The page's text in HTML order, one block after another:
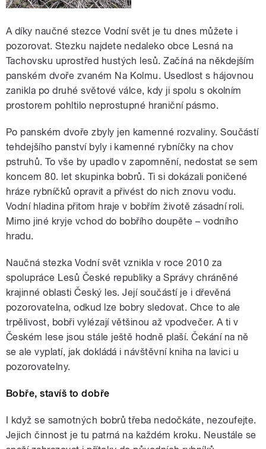
A díky naučné stezce Vodní svět je tu dnes můžete i
pozorovat. Stezku najdete nedaleko obce Lesná na
Tachovsku uprostřed hustých lesů. Začíná na někdejším
panském dvoře zvaném Na Kolmu. Usedlost s hájovnou
zanikla po druhé světové válce, kdy ji spolu s okolním
prostorem pohltilo neprostupné hraniční pásmo.
Po panském dvoře zbyly jen kamenné rozvaliny. Součástí
tehdejšího panství byly i kamenné rybníčky na chov
pstruhů. To vše by upadlo v zapomnění, nedostat se sem
koncem 80. let skupinka bobrů. Ti si dokázali poničené
hráze rybníčků opravit a přivést do nich znovu vodu.
Vodní hladina přitom hraje v bobřím životě zásadní roli.
Mimo jiné kryje vchod do bobřího doupěte – vodního
hradu.
Naučná stezka Vodní svět vznikla v roce 2010 za
spolupráce Lesů České republiky a Správy chráněné
krajinné oblasti Český les. Její součástí je i dřevěná
pozorovatelna, odkud lze bobry sledovat. Chce to ale
trpělivost, bobři vylézají většinou až vpodvečer. A ti v
Českém lese jsou stále ještě hodně plaší. Čekání na ně
se ale vyplatí, jak dokládá i návštěvní kniha na lavici u
pozorovatelny.
Bobře, stavíš to dobře
I když se samotných bobrů třeba nedočkáte, nezoufejte.
Jejich činnost je tu patrná na každém kroku. Neustále se